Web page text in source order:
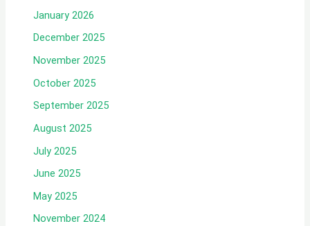
January 2026
December 2025
November 2025
October 2025
September 2025
August 2025
July 2025
June 2025
May 2025
November 2024